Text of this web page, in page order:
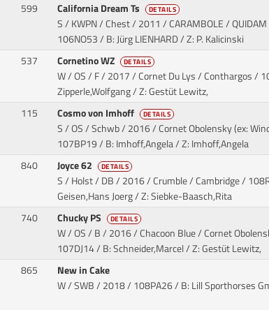
599 California Dream Ts DETAILS
S / KWPN / Chest / 2011 / CARAMBOLE / QUIDAM
106NO53 / B: Jürg LIENHARD / Z: P. Kalicinski
537 Cornetino WZ DETAILS
W / OS / F / 2017 / Cornet Du Lys / Conthargos/
Zipperle,Wolfgang / Z: Gestüt Lewitz,
115 Cosmo von Imhoff DETAILS
S / OS / Schwb / 2016 / Cornet Obolensky (ex:
107BP19 / B: Imhoff,Angela / Z: Imhoff,Angela
840 Joyce 62 DETAILS
S / Holst / DB / 2016 / Crumble / Cambridge/
Geisen,Hans Joerg / Z: Siebke-Baasch,Rita
740 Chucky PS DETAILS
W / OS / B / 2016 / Chacoon Blue / Cornet
107DJ14 / B: Schneider,Marcel / Z: Gestüt Lewitz,
865
New in Cake
W / SWB / 2018/ 108PA26 / B: Lill Sporthorses